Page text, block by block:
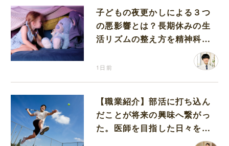
子どもの夜更かしによる３つ
の悪影響とは？長期休みの生
活リズムの整え方を精神科医
1日前
【職業紹介】部活に打ち込ん
だことが将来の興味へ繋がっ
た。医師を目指した日々を振